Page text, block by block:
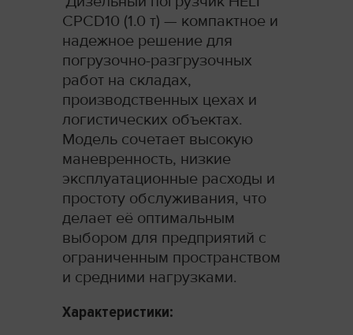
CPCD10 (1.0 т) — компактное и
надежное решение для
погрузочно-разгрузочных
работ на складах,
производственных цехах и
логистических объектах.
Модель сочетает высокую
маневренность, низкие
эксплуатационные расходы и
простоту обслуживания, что
делает её оптимальным
выбором для предприятий с
ограниченным пространством
и средними нагрузками.
Характеристики: